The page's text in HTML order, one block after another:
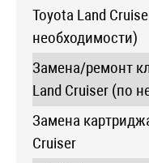
Toyota Land
необходимости)
Замена/ремонт
Land Cruiser (по
Замена
Cruiser